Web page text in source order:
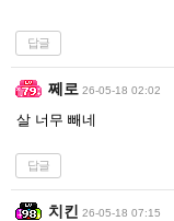
답글
쩨로 26-05-18 02:02
살 너무 빼네
답글
치킨 26-05-18 07:15